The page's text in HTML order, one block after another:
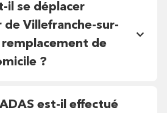
il se déplacer
Villefranche-sur-
remplacement de
?
est-il effectué